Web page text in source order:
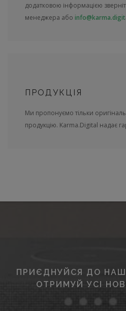
додатковою інформацією
менеджера або
ПРОДУКЦІЯ
Ми пропонуємо тільки
продукцію. Karma.Digital надає
ПРИЄДНУЙСЯ ДО
ОТРИМУЙ УСІ